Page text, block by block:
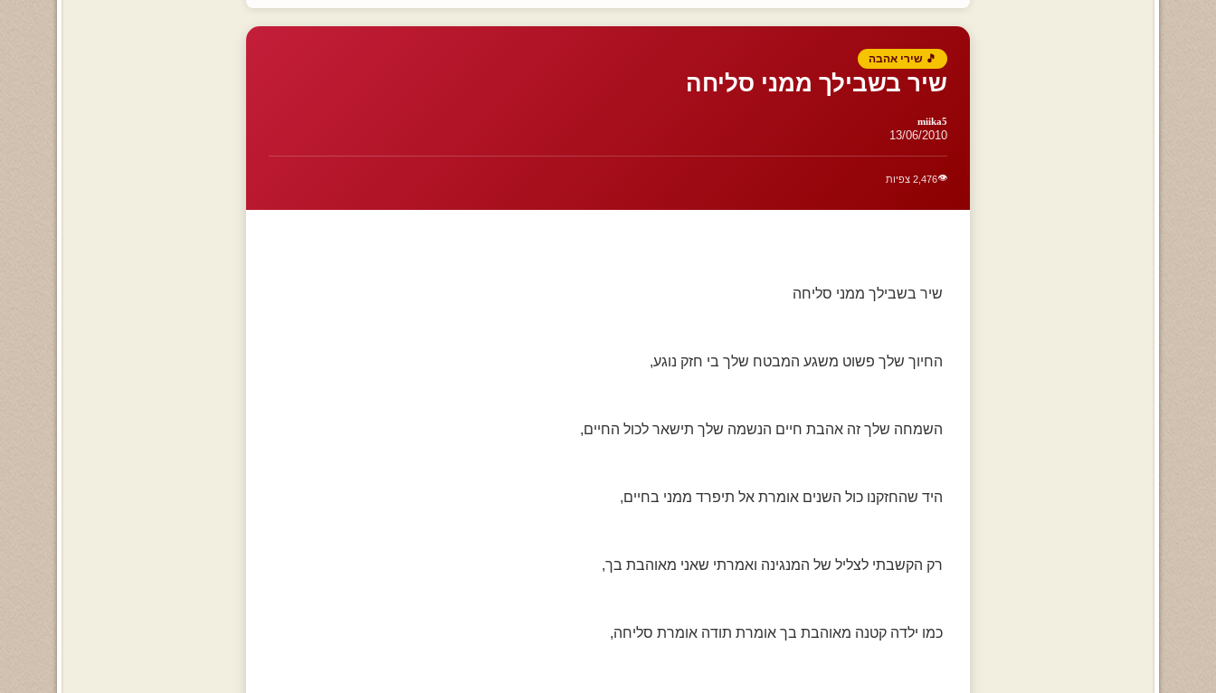
🎵 שירי אהבה
שיר בשבילך ממני סליחה
miika5
13/06/2010
👁️2,476 צפיות
שיר בשבילך ממני סליחה
החיוך שלך פשוט משגע המבטח שלך בי חזק נוגע,
השמחה שלך זה אהבת חיים הנשמה שלך תישאר לכול החיים,
היד שהחזקנו כול השנים אומרת אל תיפרד ממני בחיים,
רק הקשבתי לצליל של המנגינה ואמרתי שאני מאוהבת בך,
כמו ילדה קטנה מאוהבת בך אומרת תודה אומרת סליחה,